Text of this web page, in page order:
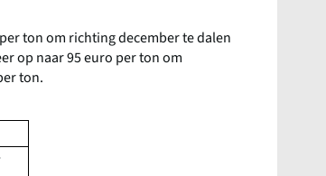
ton om richting december te dalen
op naar 95 euro per ton om
ton.